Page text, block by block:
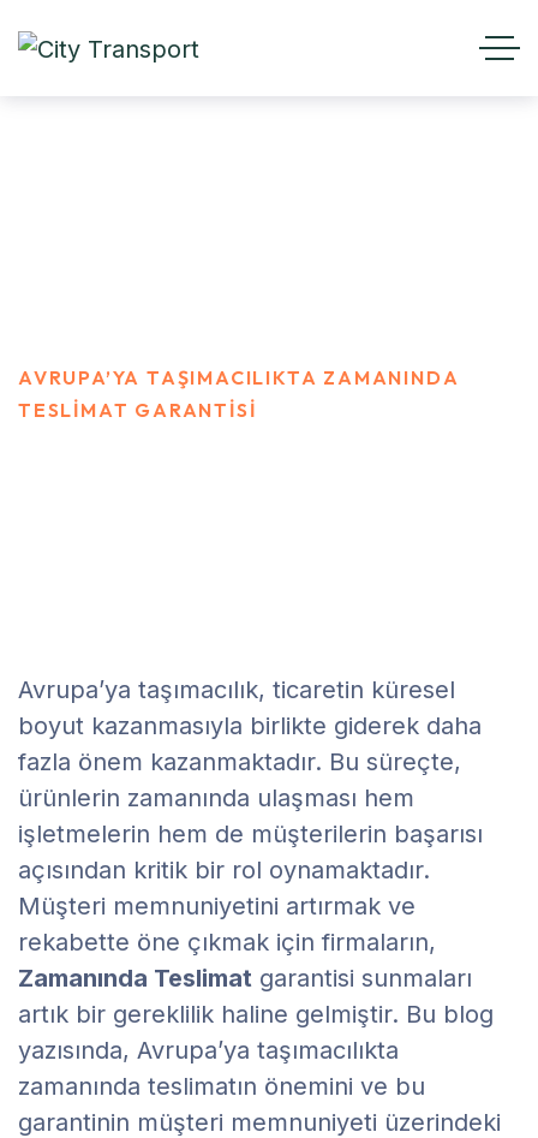
AVRUPA’YA TAŞIMACILIKTA ZAMANINDA
TESLIMAT GARANTISI
Avrupa’ya taşımacılık, ticaretin küresel
boyut kazanmasıyla birlikte giderek daha
fazla önem kazanmaktadır. Bu süreçte,
ürünlerin zamanında ulaşması hem
işletmelerin hem de müşterilerin başarısı
açısından kritik bir rol oynamaktadır.
Müşteri memnuniyetini artırmak ve
rekabette öne çıkmak için firmaların,
Zamanında Teslimat garantisi sunmaları
artık bir gereklilik haline gelmiştir. Bu blog
yazısında, Avrupa’ya taşımacılıkta
zamanında teslimatın önemini ve bu
garantinin müşteri memnuniyeti üzerindeki